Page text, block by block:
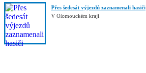
Přes šedesát výjezdů zaznamenali hasiči
V Olomouckém kraji